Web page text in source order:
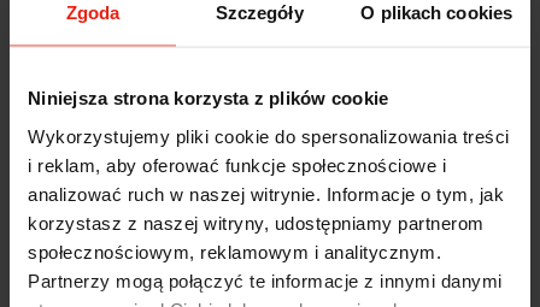
Zgoda Szczegóły O plikach cookies
Niniejsza strona korzysta z plików cookie
Wykorzystujemy pliki cookie do spersonalizowania treści
i reklam, aby oferować funkcje społecznościowe i
analizować ruch w naszej witrynie. Informacje o tym, jak
korzystasz z naszej witryny, udostępniamy partnerom
społecznościowym, reklamowym i analitycznym.
Partnerzy mogą połączyć te informacje z innymi danymi
filtry
Jak zbieramy opinie?
5
Ekspresowa realizacja zamówienia. Towar zgodny z
oczekiwaniami. Sprzedawca profesjonalny i godny
polecenia 👍️👍️👍️👍️👍️👍️👍️
w tym tygodniu